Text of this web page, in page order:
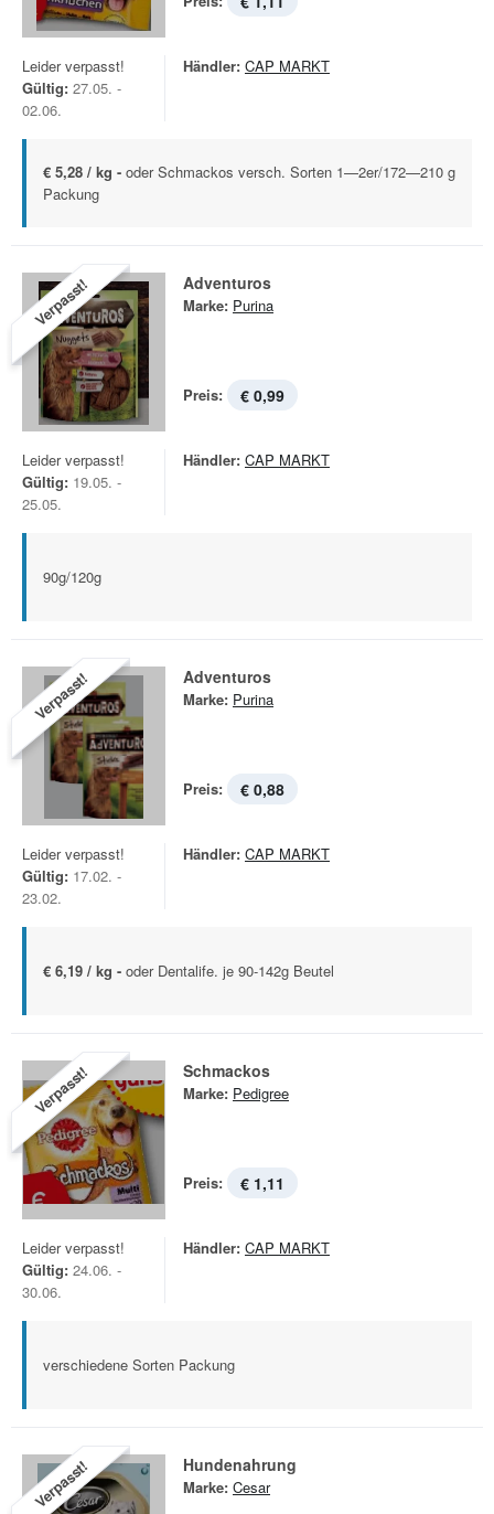
Leider verpasst!
Gültig: 27.05. -
02.06.
Händler: CAP MARKT
€ 5,28 / kg - oder Schmackos versch. Sorten 1—2er/172—210 g
Packung
Verpasst! Adventuros
Marke: Purina
Preis: € 0,99
Leider verpasst!
Gültig: 19.05. -
25.05.
Händler: CAP MARKT
90g/120g
Verpasst! Adventuros
Marke: Purina
Preis: € 0,88
Leider verpasst!
Gültig: 17.02. -
23.02.
Händler: CAP MARKT
€ 6,19 / kg - oder Dentalife. je 90-142g Beutel
Verpasst! Schmackos
Marke: Pedigree
Preis: € 1,11
Leider verpasst!
Gültig: 24.06. -
30.06.
Händler: CAP MARKT
verschiedene Sorten Packung
Verpasst! Hundenahrung
Marke: Cesar